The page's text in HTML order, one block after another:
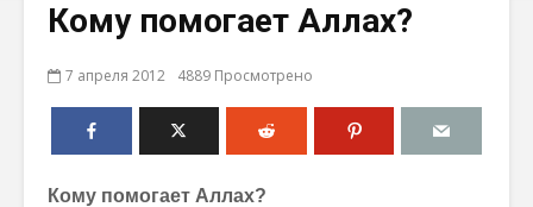
Кому помогает Аллах?
7 апреля 2012 4889 Просмотрено
Кому помогает Аллах?